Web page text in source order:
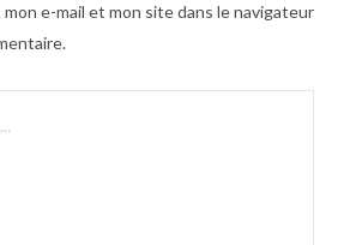
e-mail et mon site dans le navigateur